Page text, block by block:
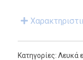
Κατηγορίες: Λευκά